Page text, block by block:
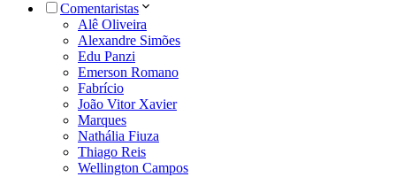
Comentaristas
Alê Oliveira
Alexandre Simões
Edu Panzi
Emerson Romano
Fabrício
João Vitor Xavier
Marques
Nathália Fiuza
Thiago Reis
Wellington Campos